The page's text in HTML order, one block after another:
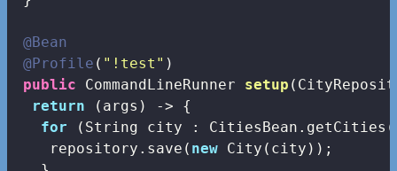
@Bean
@Profile ( "!test" )
public CommandLineRunner setup
return (args) -> {
for (String city :
    repository.save(
new City(city));